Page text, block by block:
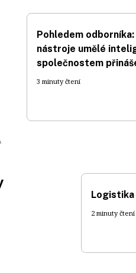
Pohledem odborníka:
nástroje umělé
společnostem
3 minuty čtení
2 minuty čtení